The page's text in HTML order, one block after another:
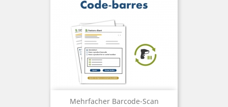
Mehrfacher Barcode-Scan